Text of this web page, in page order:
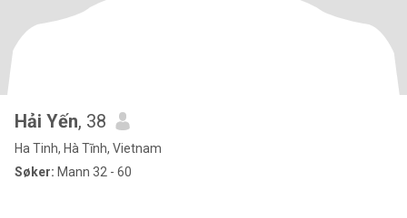
Hải Yến, 38
Ha Tinh, Hà Tĩnh, Vietnam
Søker: Mann 32 - 60